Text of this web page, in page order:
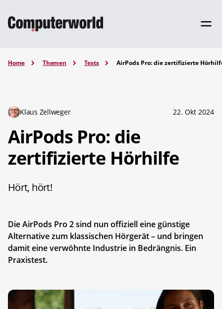
Home Themen Tests AirPods Pro: die zertifizierte
Klaus Zellweger 22. Okt 2024
AirPods Pro: die
zertifizierte Hörhilfe
Hört, hört!
Die AirPods Pro 2 sind nun offiziell eine günstige
Alternative zum klassischen Hörgerät – und bringen
damit eine verwöhnte Industrie in Bedrängnis. Ein
Praxistest.